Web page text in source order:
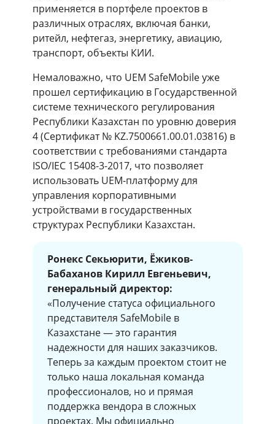
применяется в портфеле проектов в
различных отраслях, включая банки,
ритейл, нефтегаз, энергетику, авиацию,
транспорт, объекты КИИ.
Немаловажно, что UEM SafeMobile уже
прошел сертификацию в Государственной
системе технического регулирования
Республики Казахстан по уровню доверия
4 (Сертификат № KZ.7500661.00.01.03816) в
соответствии с требованиями стандарта
ISO/IEC 15408-3-2017, что позволяет
использовать UEM-платформу для
управления корпоративными
устройствами в государственных
структурах Республики Казахстан.
Ронекс Секьюрити, Ёжиков-
Бабаханов Кирилл Евгеньевич,
генеральный директор:
«Получение статуса официального
представителя SafeMobile в
Казахстане — это гарантия
надежности для наших заказчиков.
Теперь за каждым проектом стоит не
только наша локальная команда
профессионалов, но и прямая
поддержка вендора в сложных
проектах. Мы официально